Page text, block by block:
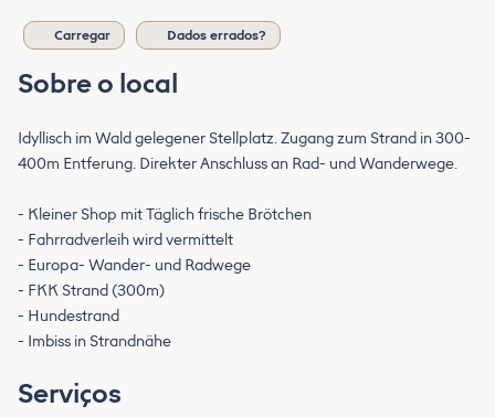
Carregar Dados errados?
Sobre o local
Idyllisch im Wald gelegener Stellplatz. Zugang zum Strand in 300-
400m Entferung. Direkter Anschluss an Rad- und Wanderwege.
- Kleiner Shop mit Täglich frische Brötchen
- Fahrradverleih wird vermittelt
- Europa- Wander- und Radwege
- FKK Strand (300m)
- Hundestrand
- Imbiss in Strandnähe
Serviços